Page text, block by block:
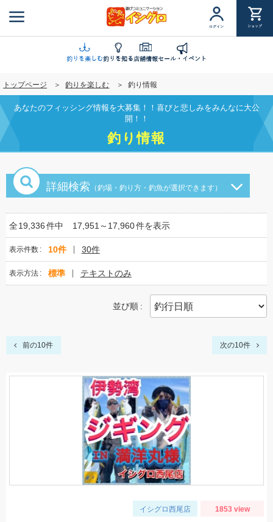
ン
に
移
動
ログイン ショップ
釣りを楽しむ釣りを知る店舗情報セール・イベント
トップページ 釣りを楽しむ 釣り情報
あなたのフィッシング情報を大募集！！喜びと悲しみをみんなに大公
開！！
釣り情報
詳細検索 （釣場・釣り方・釣魚が選択できます）
全19,336件中 17,951～17,960件を表示
表示件数 10件 30件
表示方法 標準 テキストのみ
並び順
前の10件 次の10件
イシグロ西尾店 1853 view